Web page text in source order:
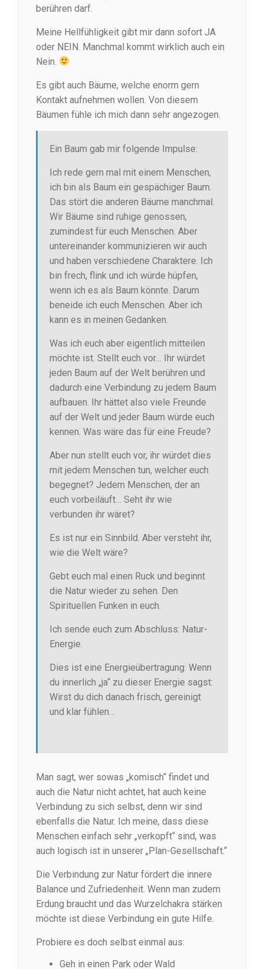
berühren darf.
Meine Hellfühligkeit gibt mir dann sofort JA
oder NEIN. Manchmal kommt wirklich auch ein
Nein.
Es gibt auch Bäume, welche enorm gern
Kontakt aufnehmen wollen. Von diesem
Bäumen fühle ich mich dann sehr angezogen.
Ein Baum gab mir folgende Impulse:
Ich rede gern mal mit einem Menschen,
ich bin als Baum ein gespächiger Baum.
Das stört die anderen Bäume manchmal.
Wir Bäume sind ruhige genossen,
zumindest für euch Menschen. Aber
untereinander kommunizieren wir auch
und haben verschiedene Charaktere. Ich
bin frech, flink und ich würde hüpfen,
wenn ich es als Baum könnte. Darum
beneide ich euch Menschen. Aber ich
kann es in meinen Gedanken.
Was ich euch aber eigentlich mitteilen
möchte ist. Stellt euch vor… Ihr würdet
jeden Baum auf der Welt berühren und
dadurch eine Verbindung zu jedem Baum
aufbauen. Ihr hättet also viele Freunde
auf der Welt und jeder Baum würde euch
kennen. Was wäre das für eine Freude?
Aber nun stellt euch vor, ihr würdet dies
mit jedem Menschen tun, welcher euch
begegnet? Jedem Menschen, der an
euch vorbeiläuft… Seht ihr wie
verbunden ihr wäret?
Es ist nur ein Sinnbild. Aber versteht ihr,
wie die Welt wäre?
Gebt euch mal einen Ruck und beginnt
die Natur wieder zu sehen. Den
Spirituellen Funken in euch.
Ich sende euch zum Abschluss: Natur-
Energie.
Dies ist eine Energieübertragung: Wenn
du innerlich „ja“ zu dieser Energie sagst:
Wirst du dich danach frisch, gereinigt
und klar fühlen…
Man sagt, wer sowas „komisch“ findet und
auch die Natur nicht achtet, hat auch keine
Verbindung zu sich selbst, denn wir sind
ebenfalls die Natur. Ich meine, dass diese
Menschen einfach sehr „verkopft“ sind, was
auch logisch ist in unserer „Plan-Gesellschaft.“
Die Verbindung zur Natur fördert die innere
Balance und Zufriedenheit. Wenn man zudem
Erdung braucht und das Wurzelchakra stärken
möchte ist diese Verbindung ein gute Hilfe.
Probiere es doch selbst einmal aus:
Geh in einen Park oder Wald